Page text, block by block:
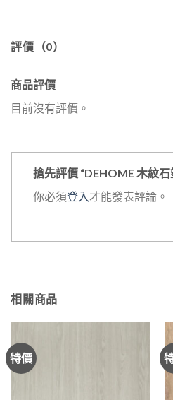
評價（0）
商品評價
目前沒有評價。
搶先評價 “DEHOME 木紋
你必須登入才能發表評論。
相關商品
特價